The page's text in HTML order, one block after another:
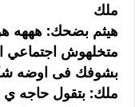
ملك
هيثم بضحك: هههه
متخلهوش اجتماعي
بشوفك فى اوضه
ملك: بتقول حاجه ي